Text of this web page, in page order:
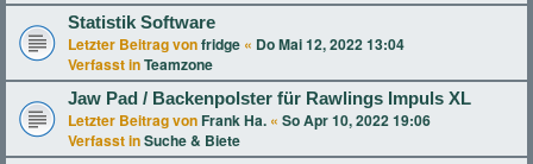
Statistik Software
Letzter Beitrag vonfridge « Do Mai 12, 2022 13:04
Verfasst inTeamzone
Jaw Pad / Backenpolster für Rawlings Impuls XL
Letzter Beitrag von Frank Ha. « So Apr 10, 2022 19:06
Verfasst inSuche & Biete